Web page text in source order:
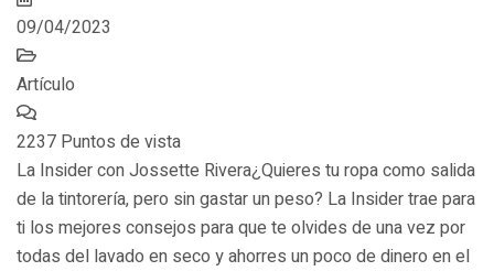
09/04/2023
Artículo
2237 Puntos de vista
La Insider con Jossette Rivera¿Quieres tu ropa como salida
de la tintorería, pero sin gastar un peso? La Insider trae para
ti los mejores consejos para que te olvides de una vez por
todas del lavado en seco y ahorres un poco de dinero en el